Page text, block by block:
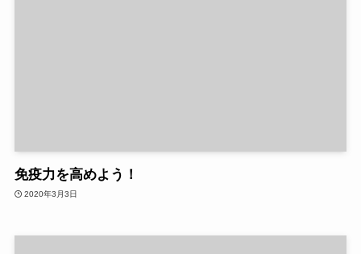
免疫力を高めよう！
2020年3月3日